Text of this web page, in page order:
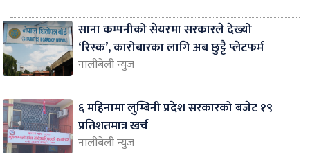
साना कम्पनीको सेयरमा सरकारले देख्यो
‘रिस्क’, कारोबारका लागि अब छुट्टै प्लेटफर्म
नालीबेली न्युज
६ महिनामा लुम्बिनी प्रदेश सरकारको बजेट १९
प्रतिशतमात्र खर्च
नालीबेली न्युज